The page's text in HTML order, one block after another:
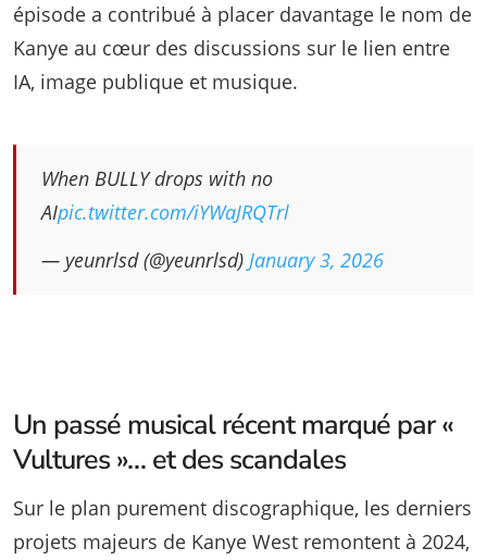
épisode a contribué à placer davantage le nom de
Kanye au cœur des discussions sur le lien entre
IA, image publique et musique.
When BULLY drops with no
AIpic.twitter.com/iYWaJRQTrl
— yeunrlsd (@yeunrlsd) January 3, 2026
Un passé musical récent marqué par «
Vultures »… et des scandales
Sur le plan purement discographique, les derniers
projets majeurs de Kanye West remontent à 2024,